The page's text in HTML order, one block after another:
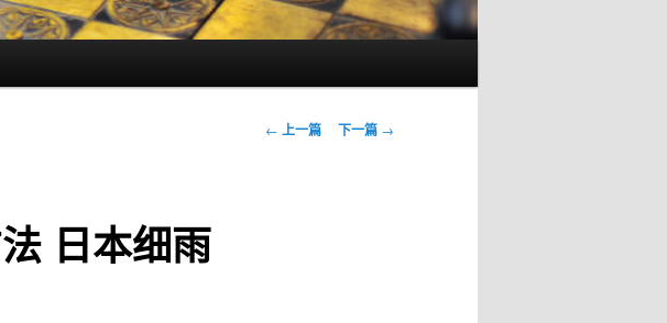
文
← 上一篇 下一篇 →
日本细雨